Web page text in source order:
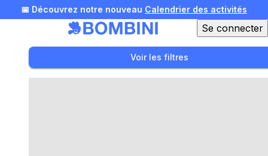
📅 Découvrez notre nouveau Calendrier des activités
🎄 Offrez une expérience pour Noël !
Voir nos idées
Se connecter
Voir les filtres